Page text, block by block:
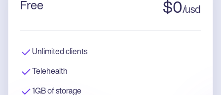
Free $0/usd
Unlimited clients
Telehealth
1GB of storage